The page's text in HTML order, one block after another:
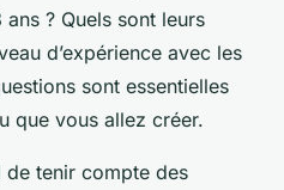
ans ? Quels sont leurs
d’expérience avec les
sont essentielles
que vous allez créer.
de tenir compte des